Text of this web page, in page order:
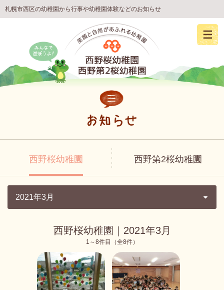
札幌市西区の幼稚園から行事や幼稚園体験などのお知らせ
西野桜幼稚園 西野第2桜幼稚園
2021年3月
西野桜幼稚園｜2021年3月
1～8件目（全8件）